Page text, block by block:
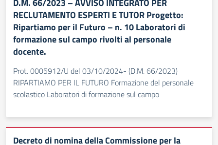
D.M. 66/2023 – AVVISO INTEGRATO PER
RECLUTAMENTO ESPERTI E TUTOR Progetto:
Ripartiamo per il Futuro – n. 10 Laboratori di
formazione sul campo rivolti al personale
docente.
Prot. 0005912/U del 03/10/2024- (D.M. 66/2023)
RIPARTIAMO PER IL FUTURO Formazione del personale
scolastico Laboratori di formazione sul campo
Decreto di nomina della Commissione per la